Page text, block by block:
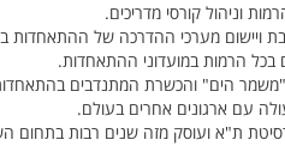
וניהול קורסי מדריכים.
ויישום מערכי ההדרכה של ההתאחדות
בכל הרמות במועדוני ההתאחדות.
"משמר הים" והכשרת המתנדבים
עם ארגונים אחרים בעולם.
ת"א ועוסק מזה שנים רבות